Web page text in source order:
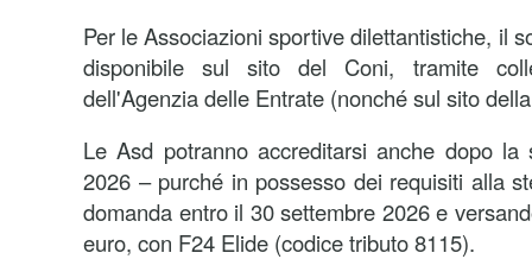
Per le Associazioni sportive dilettantistiche, il
disponibile sul sito del Coni, tramite
dell'Agenzia delle Entrate (nonché sul sito
Le Asd potranno accreditarsi anche dopo la
2026 – purché in possesso dei requisiti alla
domanda entro il 30 settembre 2026 e
euro, con F24 Elide (codice tributo 8115).